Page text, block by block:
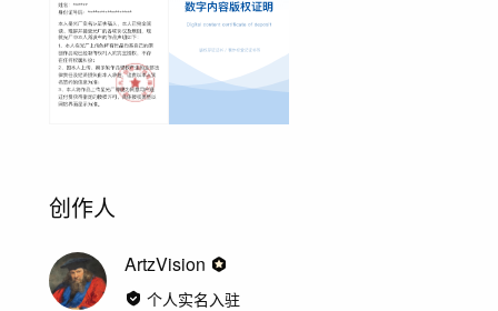
创作人
ArtzVision
个人实名入驻